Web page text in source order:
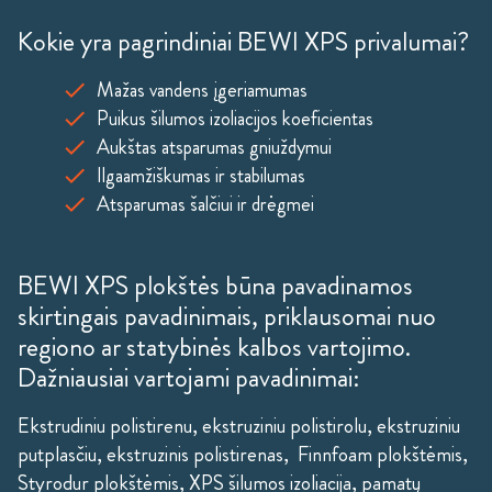
Kokie yra pagrindiniai BEWI XPS privalumai?
Mažas vandens įgeriamumas
Puikus šilumos izoliacijos koeficientas
Aukštas atsparumas gniuždymui
Ilgaamžiškumas ir stabilumas
Atsparumas šalčiui ir drėgmei
BEWI XPS plokštės būna pavadinamos
skirtingais pavadinimais, priklausomai nuo
regiono ar statybinės kalbos vartojimo.
Dažniausiai vartojami pavadinimai:
Ekstrudiniu polistirenu, ekstruziniu polistirolu, ekstruziniu
putplasčiu, ekstruzinis polistirenas, Finnfoam plokštėmis,
Styrodur plokštėmis, XPS šilumos izoliacija, pamatų